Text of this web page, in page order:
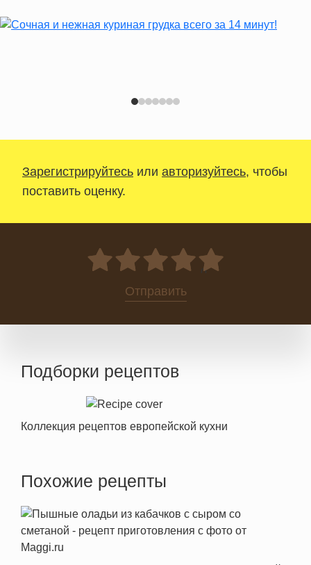
Зарегистрируйтесь или авторизуйтесь, чтобы
поставить оценку.
0
Отправить
Подборки рецептов
Коллекция рецептов европейской кухни
Похожие рецепты